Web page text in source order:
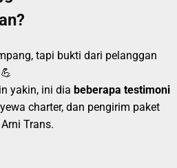
tapi bukti dari pelanggan
yakin, ini dia beberapa testimoni
charter, dan pengirim paket
Trans.